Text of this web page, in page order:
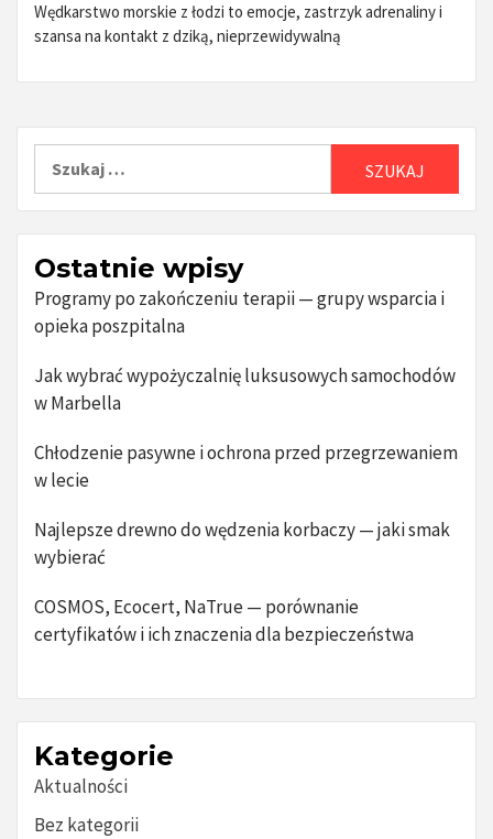
Wędkarstwo morskie z łodzi to emocje, zastrzyk adrenaliny i
szansa na kontakt z dziką, nieprzewidywalną
Ostatnie wpisy
Programy po zakończeniu terapii — grupy wsparcia i
opieka poszpitalna
Jak wybrać wypożyczalnię luksusowych samochodów
w Marbella
Chłodzenie pasywne i ochrona przed przegrzewaniem
w lecie
Najlepsze drewno do wędzenia korbaczy — jaki smak
wybierać
COSMOS, Ecocert, NaTrue — porównanie
certyfikatów i ich znaczenia dla bezpieczeństwa
Kategorie
Aktualności
Bez kategorii